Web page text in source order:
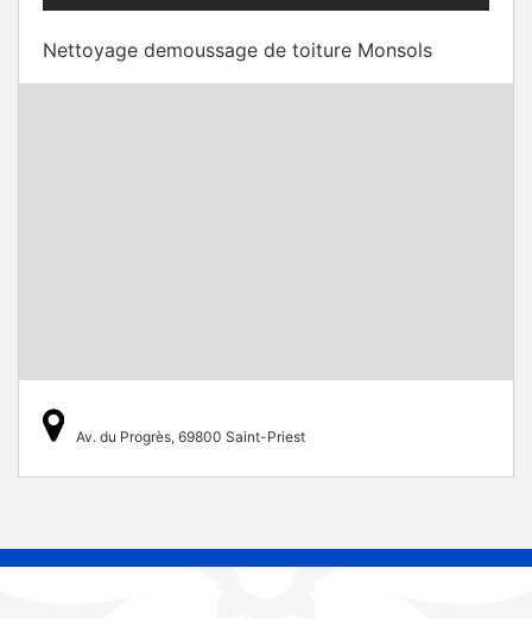
Nettoyage demoussage de toiture Monsols
Av. du Progrès, 69800 Saint-Priest